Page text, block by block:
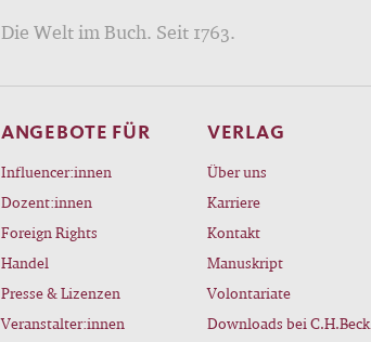
Die Welt im Buch. Seit 1763.
ANGEBOTE FÜR
Influencer:innen
Dozent:innen
Foreign Rights
Handel
Presse & Lizenzen
Veranstalter:innen
VERLAG
Über uns
Karriere
Kontakt
Manuskript
Volontariate
Downloads bei C.H.Beck